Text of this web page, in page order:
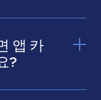
앱 카
?